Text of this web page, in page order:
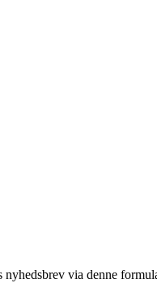
via denne